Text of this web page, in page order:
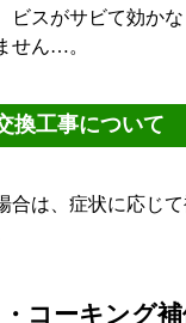
ビスがサビて効か
せん…。
換工事について
合は、症状に応じ
コーキング